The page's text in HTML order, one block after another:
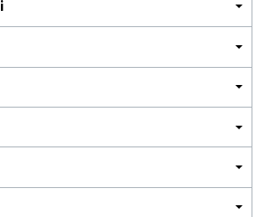
Komunikacja z akcjonariuszami